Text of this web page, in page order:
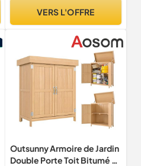
Poignées en plastique et
VERS L'OFFRE
Outsunny Armoire de Jardin
Double Porte Toit Bitumé 74